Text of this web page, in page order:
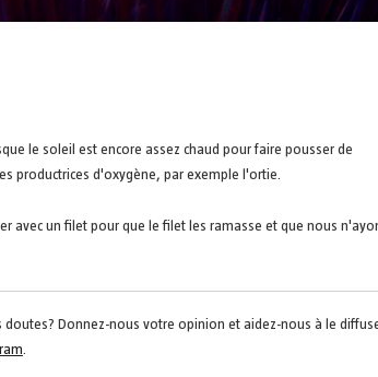
le soleil est encore assez chaud pour faire pousser de
productrices d'oxygène, par exemple l'ortie.
avec un filet pour que le filet les ramasse et que nous
doutes? Donnez-nous votre opinion et aidez-nous à le
.